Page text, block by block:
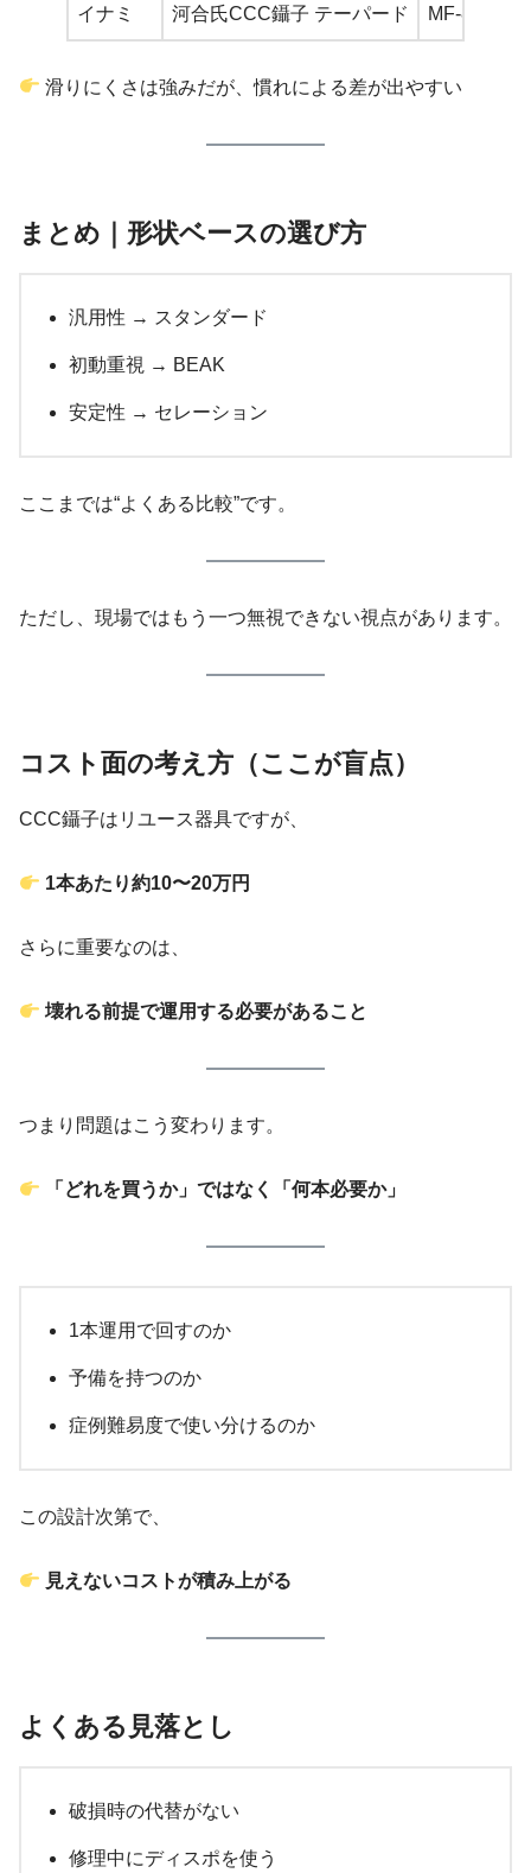
イナミ 河合氏CCC鑷子 テーパード MF-801
滑りにくさは強みだが、慣れによる差が出やすい
まとめ｜形状ベースの選び方
汎用性 → スタンダード
初動重視 → BEAK
安定性 → セレーション
ここまでは“よくある比較”です。
ただし、現場ではもう一つ無視できない視点があります。
コスト面の考え方（ここが盲点）
CCC鑷子はリユース器具ですが、
1本あたり約10〜20万円
さらに重要なのは、
壊れる前提で運用する必要があること
つまり問題はこう変わります。
「どれを買うか」ではなく「何本必要か」
1本運用で回すのか
予備を持つのか
症例難易度で使い分けるのか
この設計次第で、
見えないコストが積み上がる
よくある見落とし
破損時の代替がない
修理中にディスポを使う